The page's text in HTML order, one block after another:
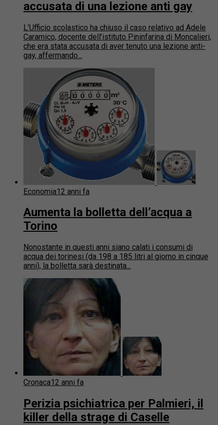
accusata di una lezione anti gay
L’Ufficio scolastico ha chiuso il caso relativo ad Adele
Caramico, docente dell’istituto Pininfarina di Moncalieri,
che era stata accusata di aver tenuto una lezione anti-
gay, affermando...
Economia12 anni fa
Aumenta la bolletta dell’acqua a
Torino
Nonostante in questi anni siano calati i consumi di
acqua dei torinesi (da 198 a 185 litri al giorno in cinque
anni), la bolletta sarà destinata...
Cronaca12 anni fa
Perizia psichiatrica per Palmieri, il
killer della strage di Caselle